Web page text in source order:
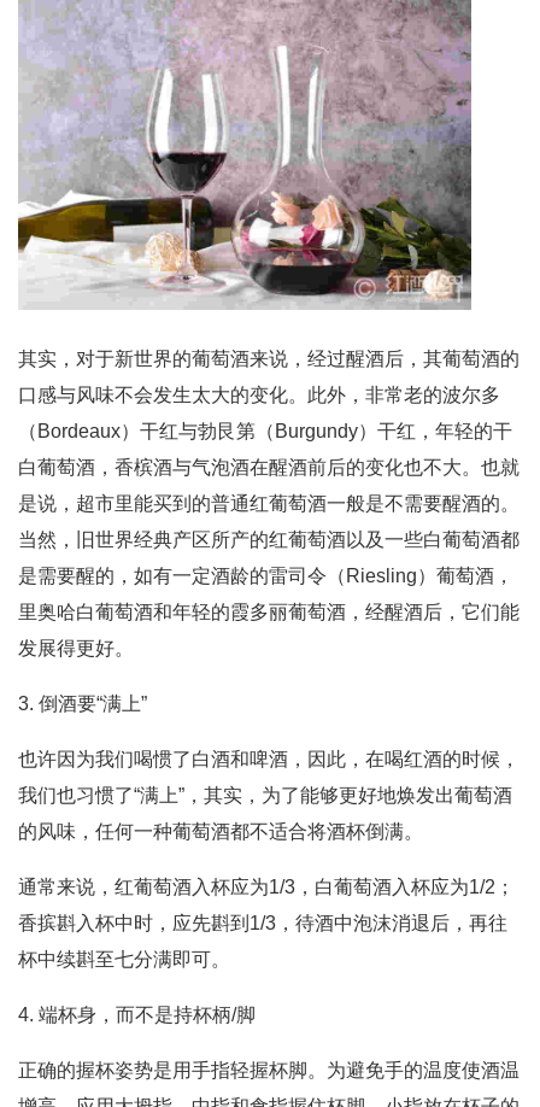
其实，对于新世界的葡萄酒来说，经过醒酒后，其葡萄酒的
口感与风味不会发生太大的变化。此外，非常老的波尔多
（Bordeaux）干红与勃艮第（Burgundy）干红，年轻的干
白葡萄酒，香槟酒与气泡酒在醒酒前后的变化也不大。也就
是说，超市里能买到的普通红葡萄酒一般是不需要醒酒的。
当然，旧世界经典产区所产的红葡萄酒以及一些白葡萄酒都
是需要醒的，如有一定酒龄的雷司令（Riesling）葡萄酒，
里奥哈白葡萄酒和年轻的霞多丽葡萄酒，经醒酒后，它们能
发展得更好。
3. 倒酒要“满上”
也许因为我们喝惯了白酒和啤酒，因此，在喝红酒的时候，
我们也习惯了“满上”，其实，为了能够更好地焕发出葡萄酒
的风味，任何一种葡萄酒都不适合将酒杯倒满。
通常来说，红葡萄酒入杯应为1/3，白葡萄酒入杯应为1/2；
香摈斟入杯中时，应先斟到1/3，待酒中泡沫消退后，再往
杯中续斟至七分满即可。
4. 端杯身，而不是持杯柄/脚
正确的握杯姿势是用手指轻握杯脚。为避免手的温度使酒温